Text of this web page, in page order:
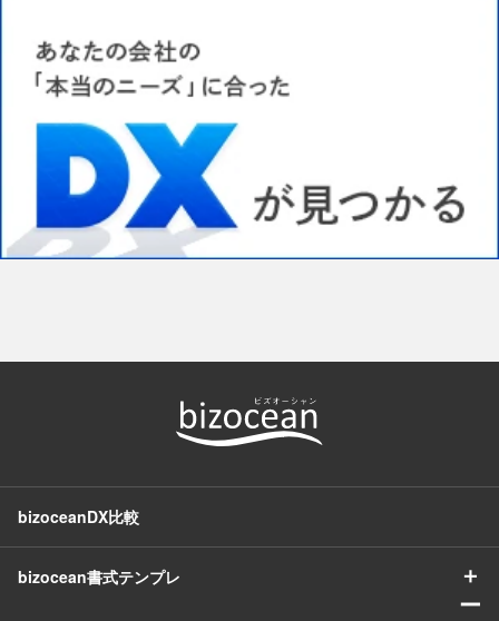
bizoceanDX比較
bizocean書式テンプレ
＋
ー